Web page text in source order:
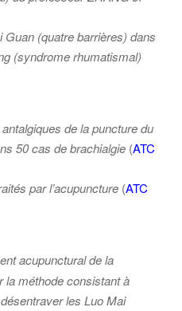
(quatre barrières) dans
(syndrome rhumatismal)
de la puncture du
50 cas de brachialgie (ATC
par l’acupuncture (ATC
acupunctural de la
la méthode consistant à
les Luo Mai